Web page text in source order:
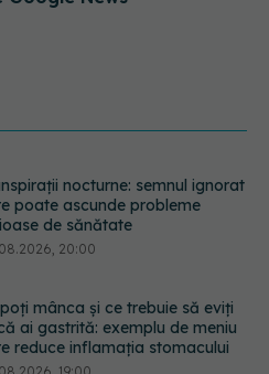
poți mânca și ce trebuie să eviți
ai gastrită: exemplu de meniu
reduce inflamația stomacului
19:00
pot traversa bariera
și modifica hormonii
18:00